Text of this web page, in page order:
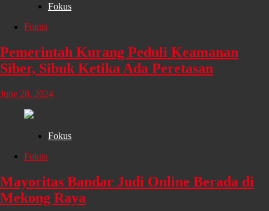
Fokus
Fokus
Pemerintah Kurang Peduli Keamanan
Siber, Sibuk Ketika Ada Peretasan
June 28, 2024
Fokus
Fokus
Mayoritas Bandar Judi Online Berada di
Mekong Raya